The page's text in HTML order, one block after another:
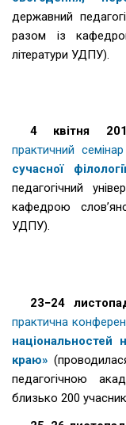
державний
разом із
літератури УДПУ).
4 квітня
практичний семінар
сучасної
педагогічний
кафедрою
УДПУ).
23−24
практична
національностей
краю»
педагогічною
близько 200